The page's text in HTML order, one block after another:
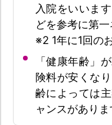
入院をいいま
どを参考に第一
※2 1年に1回の
「健康年齢」
険料が安くな
齢によっては
ャンスがありま